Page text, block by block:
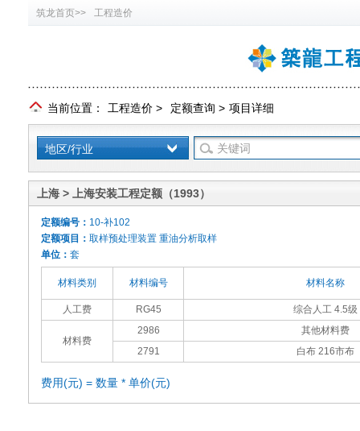
筑龙首页>> 工程造价
当前位置： 工程造价 > 定额查询 > 项目详细
地区/行业
上海 > 上海安装工程定额（1993）
定额编号： 10-补102
定额项目： 取样预处理装置 重油分析取样
单位： 套
材料类别 材料编号 材料名称
人工费 RG45 综合人工 4.5级
材料费
2986
其他材料费
2791
白布 216市布
费用(元) = 数量 * 单价(元)